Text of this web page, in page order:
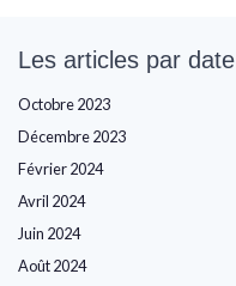
Les articles par date
Octobre 2023
Décembre 2023
Février 2024
Avril 2024
Juin 2024
Août 2024